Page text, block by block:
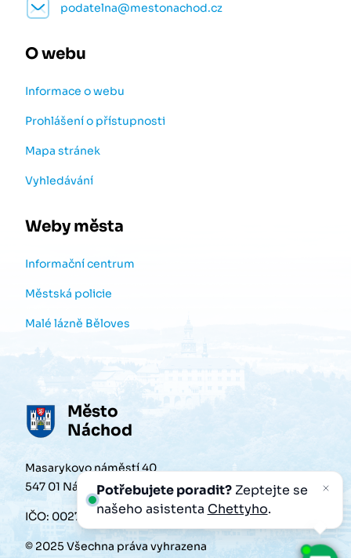
podatelna@mestonachod.cz
O webu
Informace o webu
Prohlášení o přístupnosti
Mapa stránek
Vyhledávání
Weby města
Informační centrum
Městská policie
Malé lázně Běloves
Město
Náchod
Masarykovo náměstí 40
547 01 Náchod
IČO: 00272868
© 2025 Všechna práva vyhrazena
Potřebujete poradit?Zeptejte se
našeho asistenta Chettyho.